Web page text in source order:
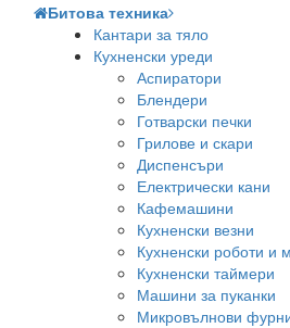
Битова техника
Кантари за тяло
Кухненски уреди
Аспиратори
Блендери
Готварски печки
Грилове и скари
Диспенсъри
Електрически кани
Кафемашини
Кухненски везни
Кухненски роботи и
Кухненски таймери
Машини за пуканки
Микровълнови